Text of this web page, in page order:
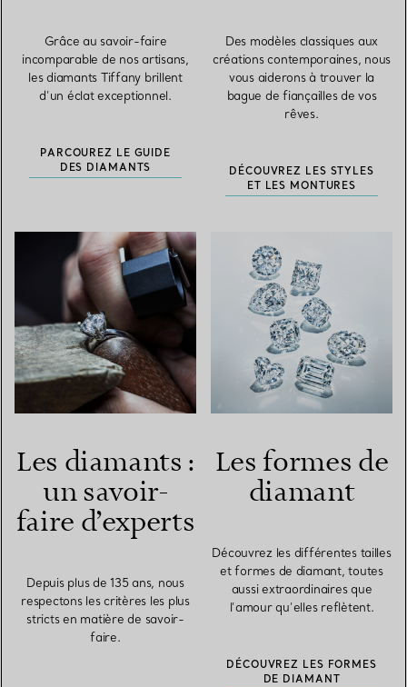
Grâce au savoir-faire
incomparable de nos artisans,
les diamants Tiffany brillent
d’un éclat exceptionnel.
PARCOUREZ LE GUIDE
DES DIAMANTS
Des modèles classiques aux
créations contemporaines, nous
vous aiderons à trouver la
bague de fiançailles de vos
rêves.
DÉCOUVREZ LES STYLES
ET LES MONTURES
Les diamants :
un savoir-
faire d’experts
Depuis plus de 135 ans, nous
respectons les critères les plus
stricts en matière de savoir-
faire.
Les formes de
diamant
Découvrez les différentes tailles
et formes de diamant, toutes
aussi extraordinaires que
l’amour qu’elles reflètent.
DÉCOUVREZ LES FORMES
DE DIAMANT